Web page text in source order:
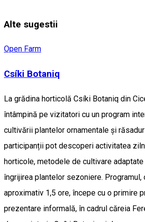
Alte sugestii
Open Farm
Csíki Botaniq
La grădina horticolă Csíki Botaniq din
întâmpină pe vizitatori cu un program
cultivării plantelor ornamentale și
participanții pot descoperi activitatea
horticole, metodele de cultivare
îngrijirea plantelor sezoniere. Programul,
aproximativ 1,5 ore, începe cu o primire
prezentare informală, în cadrul căreia